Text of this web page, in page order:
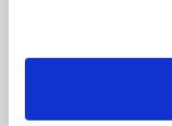
If you allow, we
Collect